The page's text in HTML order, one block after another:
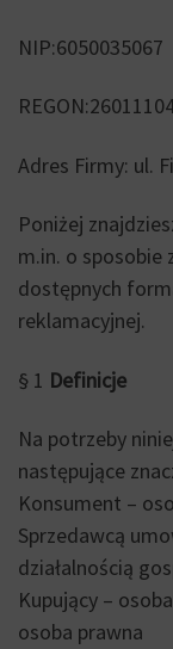
NIP:6050035067
Adres Firmy: ul.
Poniżej
m.in. o sposobie
dostępnych
reklamacyjnej.
§ 1 Definicje
Na potrzeby
następujące
Konsument –
Sprzedawcą
działalnością
Kupujący –
osoba prawna